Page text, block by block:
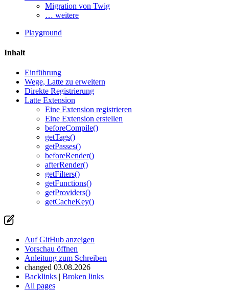
Haben Sie ein Problem auf dieser Seite gefunden?
Auf GitHub anzeigen(drücken Sie dann E zum Bearbeiten)
Migration von Twig
… weitere
Playground
Inhalt
Einführung
Wege, Latte zu erweitern
Direkte Registrierung
Latte Extension
Eine Extension registrieren
Eine Extension erstellen
beforeCompile()
getTags()
getPasses()
beforeRender()
afterRender()
getFilters()
getFunctions()
getProviders()
getCacheKey()
Auf GitHub anzeigen
Vorschau öffnen
Anleitung zum Schreiben
changed 03.08.2026
Backlinks | Broken links
All pages